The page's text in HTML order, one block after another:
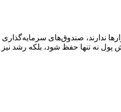
ندارند، صندوق‌های
پول نه تنها حفظ شود، بلکه رشد